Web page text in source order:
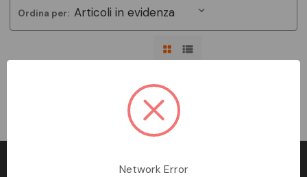
Ordina per:
Non ci sono prodotti in questa categoria.
Network Error